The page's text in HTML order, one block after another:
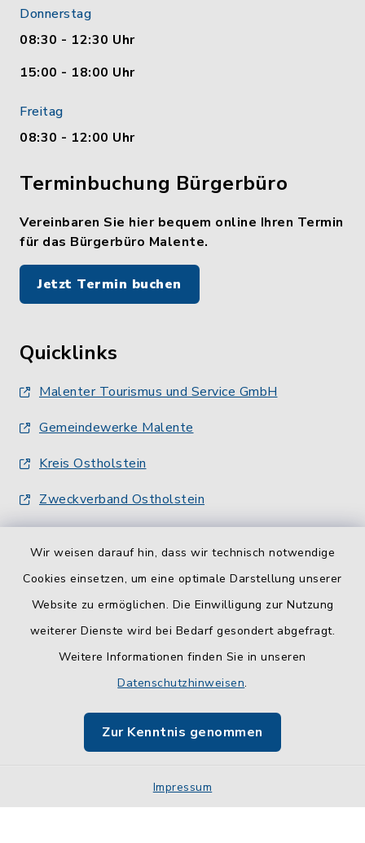
Wir weisen darauf hin, dass wir technisch notwendige
Cookies einsetzen, um eine optimale Darstellung unserer
Website zu ermöglichen. Die Einwilligung zur Nutzung
weiterer Dienste wird bei Bedarf gesondert abgefragt.
Weitere Informationen finden Sie in unseren
Datenschutzhinweisen.
Zur Kenntnis genommen
Impressum
Donnerstag
08:30 - 12:30 Uhr
15:00 - 18:00 Uhr
Freitag
08:30 - 12:00 Uhr
Terminbuchung Bürgerbüro
Vereinbaren Sie hier bequem online Ihren Termin
für das Bürgerbüro Malente.
Jetzt Termin buchen
Quicklinks
Malenter Tourismus und Service GmbH
Gemeindewerke Malente
Kreis Ostholstein
Zweckverband Ostholstein
Barrierefreiheit
Impressum
Sitemap